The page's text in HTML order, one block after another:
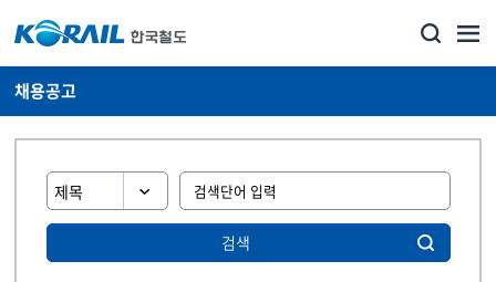
채용공고
검색